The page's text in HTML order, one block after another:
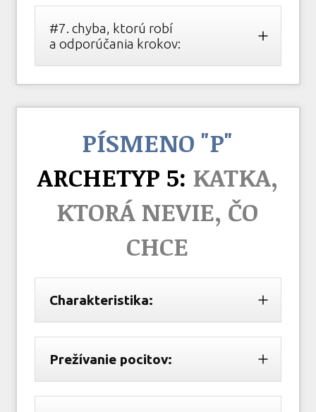
#7. chyba, ktorú robí
a odporúčania krokov:
PÍSMENO "P"
ARCHETYP 5: KATKA,
KTORÁ NEVIE, ČO
CHCE
Charakteristika:
Prežívanie pocitov: